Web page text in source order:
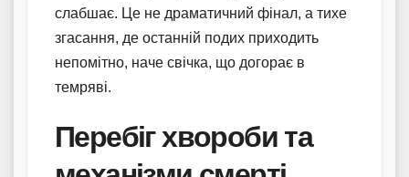
слабшає. Це не драматичний фінал, а тихе
згасання, де останній подих приходить
непомітно, наче свічка, що догорає в
темряві.
Перебіг хвороби та